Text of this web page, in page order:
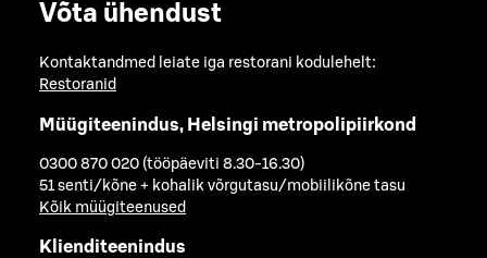
Võta ühendust
Kontaktandmed leiate iga restorani kodulehelt:
Restoranid
Müügiteenindus, Helsingi metropolipiirkond
0300 870 020 (tööpäeviti 8.30-16.30)
51 senti/kõne + kohalik võrgutasu/mobiilikõne tasu
Kõik müügiteenused
Klienditeenindus